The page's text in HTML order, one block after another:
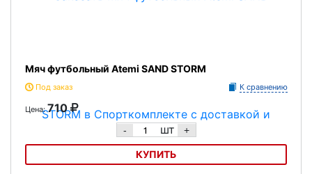
Мяч футбольный Atemi SAND STORM
Под заказ К сравнению
Цена:710
- шт +
КУПИТЬ